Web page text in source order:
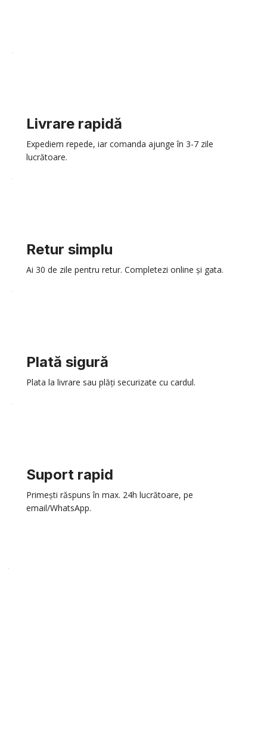
Livrare rapidă
Expediem repede, iar comanda ajunge în 3-7 zile
lucrătoare.
Retur simplu
Ai 30 de zile pentru retur. Completezi online și gata.
Plată sigură
Plata la livrare sau plăți securizate cu cardul.
Suport rapid
Primești răspuns în max. 24h lucrătoare, pe
email/WhatsApp.